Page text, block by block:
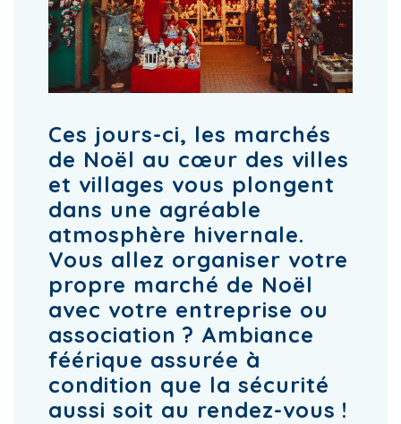
Ces jours-ci, les marchés
de Noël au cœur des villes
et villages vous plongent
dans une agréable
atmosphère hivernale.
Vous allez organiser votre
propre marché de Noël
avec votre entreprise ou
association ? Ambiance
féérique assurée à
condition que la sécurité
aussi soit au rendez-vous !